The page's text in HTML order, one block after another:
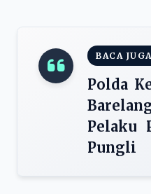
BACA JUGA
Polda
Pelaku
Pungli